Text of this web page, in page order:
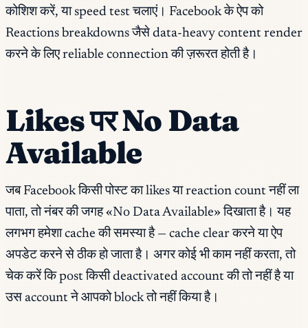
कोशिश करें, या speed test चलाएं। Facebook के ऐप को
Reactions breakdowns जैसे data-heavy content render
करने के लिए reliable connection की ज़रूरत होती है।
Likes पर No Data
Available
जब Facebook किसी पोस्ट का likes या reaction count नहीं ला
पाता, तो नंबर की जगह «No Data Available» दिखाता है। यह
लगभग हमेशा cache की समस्या है — cache clear करने या ऐप
अपडेट करने से ठीक हो जाता है। अगर कोई भी काम नहीं करता, तो
चेक करें कि post किसी deactivated account की तो नहीं है या
उस account ने आपको block तो नहीं किया है।